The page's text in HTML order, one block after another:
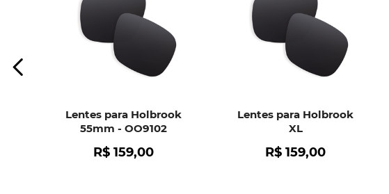
Lentes para Holbrook
55mm - OO9102
R$ 159,00
Lentes para Holbrook
XL
R$ 159,00